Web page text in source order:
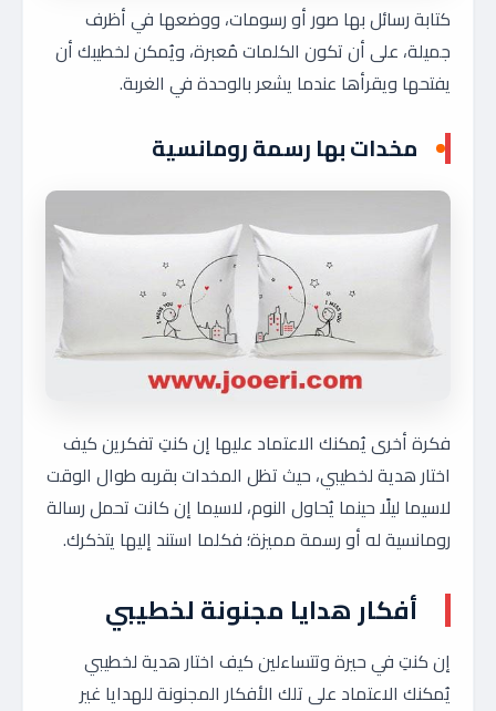
كتابة رسائل بها صور أو رسومات، ووضعها في أظرف
جميلة، على أن تكون الكلمات مُعبرة، ويُمكن لخطيبك أن
يفتحها ويقرأها عندما يشعر بالوحدة في الغربة.
مخدات بها رسمة رومانسية
فكرة أخرى يُمكنك الاعتماد عليها إن كنتِ تفكرين كيف
اختار هدية لخطيبي، حيث تظل المخدات بقربه طوال الوقت
لاسيما ليلًا حينما يُحاول النوم، لاسيما إن كانت تحمل رسالة
رومانسية له أو رسمة مميزة؛ فكلما استند إليها يتذكرك.
أفكار هدايا مجنونة لخطيبي
إن كنتِ في حيرة وتتساءلين كيف اختار هدية لخطيبي
يُمكنك الاعتماد على تلك الأفكار المجنونة للهدايا غير